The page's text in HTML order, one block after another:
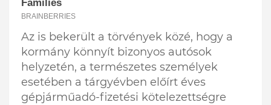
Az is bekerült a törvények közé, hogy a
kormány könnyít bizonyos autósok
helyzetén, a természetes személyek
esetében a tárgyévben előírt éves
gépjárműadó-fizetési kötelezettségre